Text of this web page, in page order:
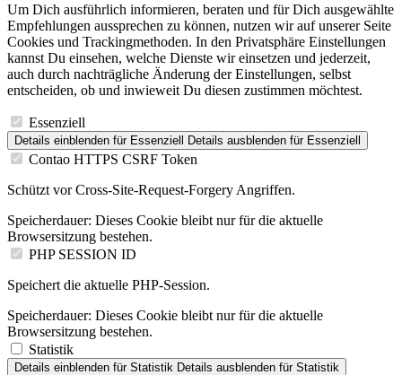
Um Dich ausführlich informieren, beraten und für Dich ausgewählte
Empfehlungen aussprechen zu können, nutzen wir auf unserer Seite
Cookies und Trackingmethoden. In den Privatsphäre Einstellungen
kannst Du einsehen, welche Dienste wir einsetzen und jederzeit,
auch durch nachträgliche Änderung der Einstellungen, selbst
entscheiden, ob und inwieweit Du diesen zustimmen möchtest.
Essenziell
Details einblenden für Essenziell Details ausblenden für Essenziell
Contao HTTPS CSRF Token
Schützt vor Cross-Site-Request-Forgery Angriffen.
Speicherdauer: Dieses Cookie bleibt nur für die aktuelle
Browsersitzung bestehen.
PHP SESSION ID
Speichert die aktuelle PHP-Session.
Speicherdauer: Dieses Cookie bleibt nur für die aktuelle
Browsersitzung bestehen.
Statistik
Details einblenden für Statistik Details ausblenden für Statistik